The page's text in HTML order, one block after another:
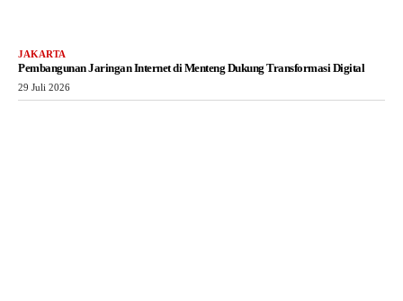
JAKARTA
Pembangunan Jaringan Internet di Menteng Dukung Transformasi Digital
29 Juli 2026